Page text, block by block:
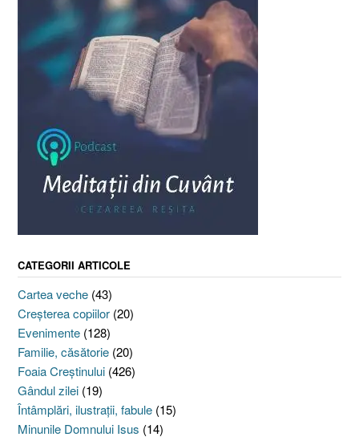
CATEGORII ARTICOLE
Cartea veche (43)
Creşterea copiilor (20)
Evenimente (128)
Familie, căsătorie (20)
Foaia Creştinului (426)
Gândul zilei (19)
Întâmplări, ilustraţii, fabule (15)
Minunile Domnului Isus (14)